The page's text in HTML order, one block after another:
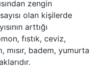
zengin
olan kişilerde
arttığı
fıstık, ceviz,
mısır, badem, yumurta